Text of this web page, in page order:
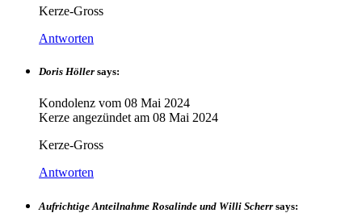
Kerze-Gross
Antworten
Doris Höller says:
Kondolenz vom 08 Mai 2024
Kerze angezündet am 08 Mai 2024
Kerze-Gross
Antworten
Aufrichtige Anteilnahme Rosalinde und Willi Scherr says: